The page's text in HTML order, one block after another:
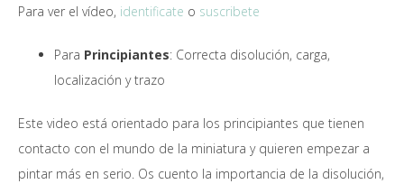
Para ver el vídeo, identificate o suscribete
Para Principiantes: Correcta disolución, carga,
localización y trazo
Este video está orientado para los principiantes que tienen
contacto con el mundo de la miniatura y quieren empezar a
pintar más en serio. Os cuento la importancia de la disolución,